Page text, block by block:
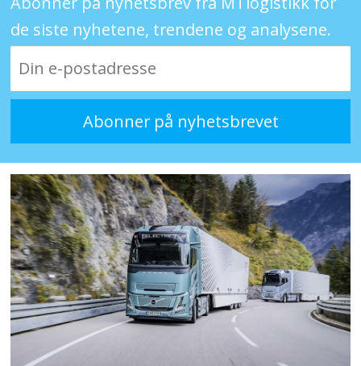
de siste nyhetene, trendene og analysene.